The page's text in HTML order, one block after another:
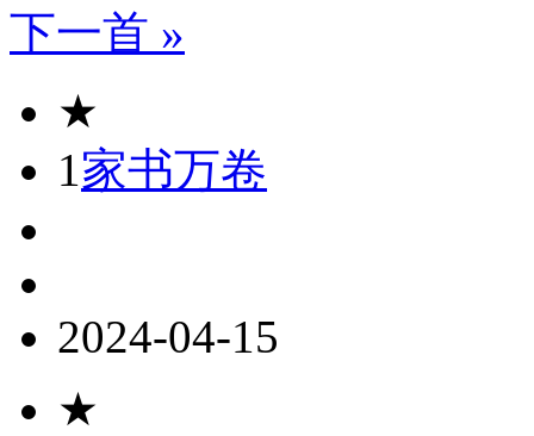
下一首 »
★
1家书万卷
2024-04-15
★